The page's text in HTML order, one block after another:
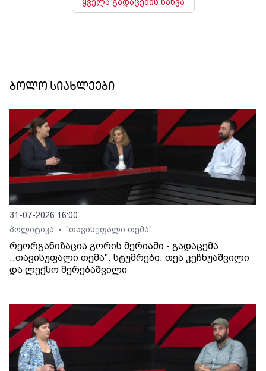
ბოლო სიახლეები
31-07-2026 16:00
პოლიტიკა
• "თავისუფალი თემა"
რეორგანიზაცია გორის მერიაში - გადაცემა
,,თავისუფალი თემა". სტუმრები: თეა კეჩხუაშვილი
და ლექსო მერებაშვილი